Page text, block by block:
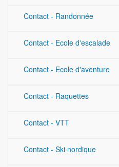
Contact - Randonnée
Contact - Ecole d'escalade
Contact - Ecole d'aventure
Contact - Raquettes
Contact - VTT
Contact - Ski nordique